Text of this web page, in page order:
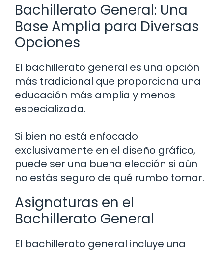
Bachillerato General: Una
Base Amplia para Diversas
Opciones
El bachillerato general es una opción
más tradicional que proporciona una
educación más amplia y menos
especializada.
Si bien no está enfocado
exclusivamente en el diseño gráfico,
puede ser una buena elección si aún
no estás seguro de qué rumbo tomar.
Asignaturas en el
Bachillerato General
El bachillerato general incluye una